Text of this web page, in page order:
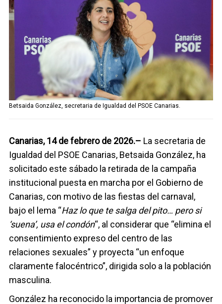
Betsaida González, secretaria de Igualdad del PSOE Canarias.
Canarias, 14 de febrero de 2026.– La secretaria de
Igualdad del PSOE Canarias, Betsaida González, ha
solicitado este sábado la retirada de la campaña
institucional puesta en marcha por el Gobierno de
Canarias, con motivo de las fiestas del carnaval,
bajo el lema “Haz lo que te salga del pito… pero si
‘suena’, usa el condón“, al considerar que “elimina el
consentimiento expreso del centro de las
relaciones sexuales” y proyecta “un enfoque
claramente falocéntrico”, dirigida solo a la población
masculina.
González ha reconocido la importancia de promover